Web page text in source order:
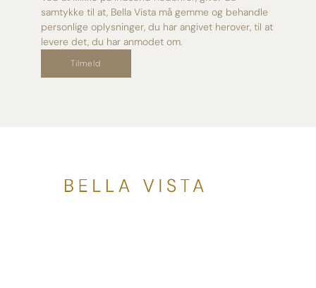
samtykke til at, Bella Vista må gemme og behandle
personlige oplysninger, du har angivet herover, til at
levere det, du har anmodet om.